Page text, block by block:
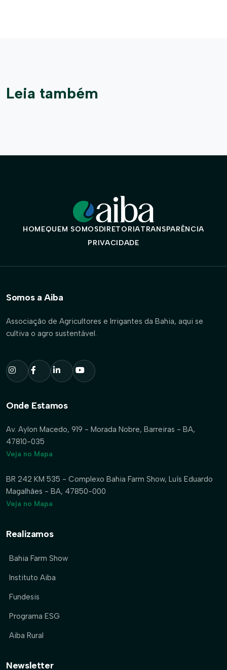
Leia também
HOMEQUEM SOMOSDIRETORIATRANSPARÊNCIA
PRIVACIDADE
Somos a Aiba
Associação de Agricultores e Irrigantes da Bahia, aqui se
cultiva o agro sustentável.
Onde Estamos
Av. Aylon Macedo, 919 - Morada Nobre, Barreiras - BA,
47810-035
Veja no Mapa
BR 242 KM 535 - Complexo Bahia Farm Show, Luís Eduardo
Magalhães - BA, 47850-000
Veja no Mapa
Realizamos
Bahia Farm Show
Instituto Aiba
Fundesis
Programa ESG
Aiba Rural
Newsletter